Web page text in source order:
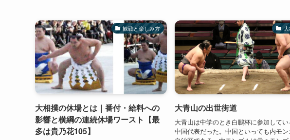
観戦と楽しみ方
大相撲の休場とは｜番付・給料への
影響と横綱の連続休場ワースト【最
多は貴乃花105】
大青山の出世街道
大青山は中学のとき白鵬杯に参加してい
中国代表だった。中国といっても内モ